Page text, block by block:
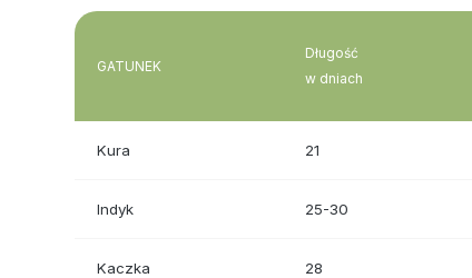
GATUNEK
Długość
w dniach
Kura 21
Indyk 25-30
Kaczka 28